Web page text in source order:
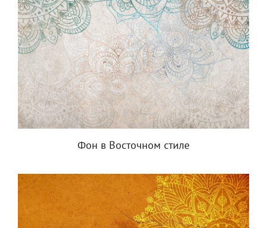
Фон в Восточном стиле